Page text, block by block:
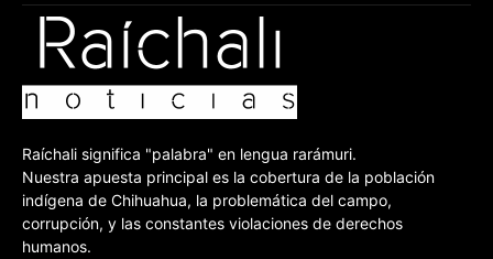
Raíchali significa "palabra" en lengua rarámuri.
Nuestra apuesta principal es la cobertura de la población
indígena de Chihuahua, la problemática del campo,
corrupción, y las constantes violaciones de derechos
humanos.